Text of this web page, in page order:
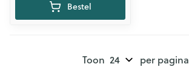
Bestel
Toon per pagina